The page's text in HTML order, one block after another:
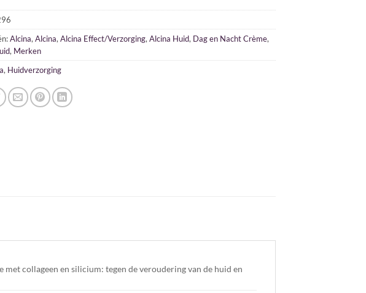
Alcina, Alcina, Alcina Effect/Verzorging, Alcina Huid, Dag en Nacht Crème,
, Merken
, Huidverzorging
collageen en silicium: tegen de veroudering van de huid en